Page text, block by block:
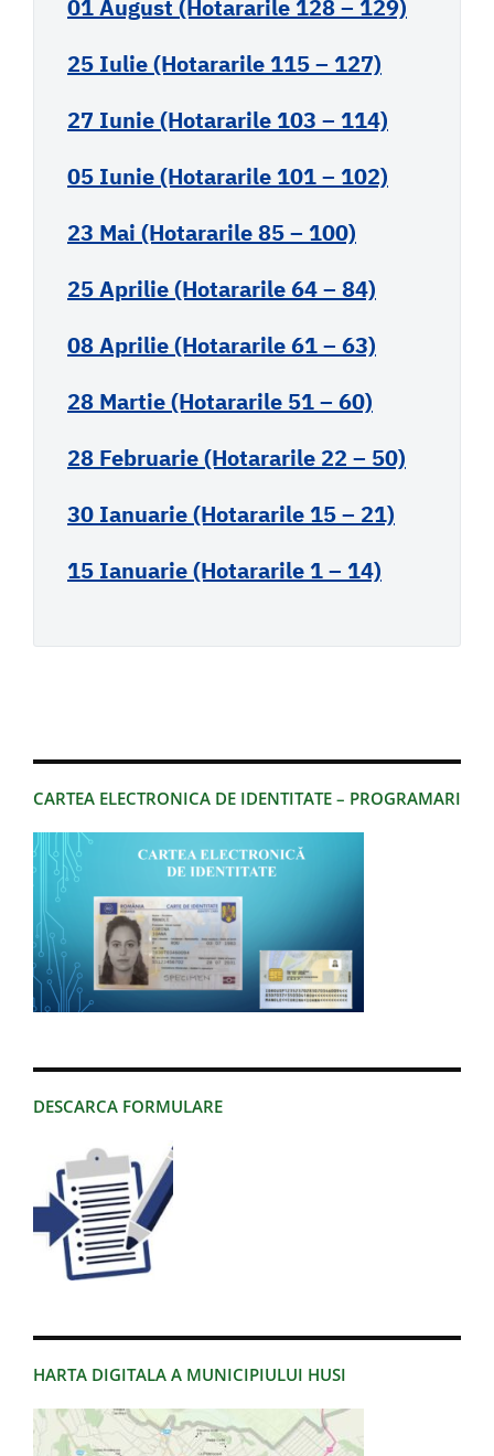
CARTEA ELECTRONICA DE IDENTITATE – PROGRAMARI
DESCARCA FORMULARE
HARTA DIGITALA A MUNICIPIULUI HUSI
01 August (Hotararile 128 – 129)
25 Iulie (Hotararile 115 – 127)
27 Iunie (Hotararile 103 – 114)
05 Iunie (Hotararile 101 – 102)
23 Mai (Hotararile 85 – 100)
25 Aprilie (Hotararile 64 – 84)
08 Aprilie (Hotararile 61 – 63)
28 Martie (Hotararile 51 – 60)
28 Februarie (Hotararile 22 – 50)
30 Ianuarie (Hotararile 15 – 21)
15 Ianuarie (Hotararile 1 – 14)